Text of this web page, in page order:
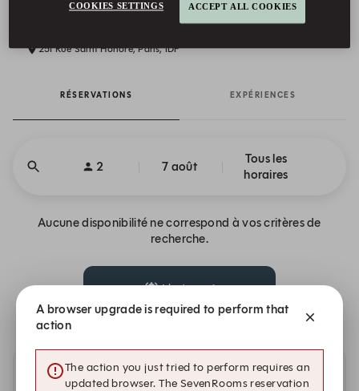
Camelia
251 Rue Saint Honoré, Paris, IDF
RÉSERVATIONS EXPÉRIENCES
2 7 août
Tous les
horaires
Aucune disponibilité ne correspond à vos critères de
recherche.
Alerte moi
Autres dates disponibles
A browser upgrade is required to perform that
action
The action you just tried to perform requires an
updated browser. The SevenRooms reservation
COOKIES SETTINGS ACCEPT ALL COOKIES